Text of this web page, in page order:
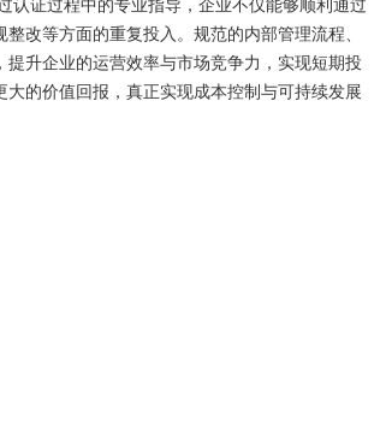
改等方面的重复投入。规范的内部管理流程、
升企业的运营效率与市场竞争力，实现短期投
的价值回报，真正实现成本控制与可持续发展